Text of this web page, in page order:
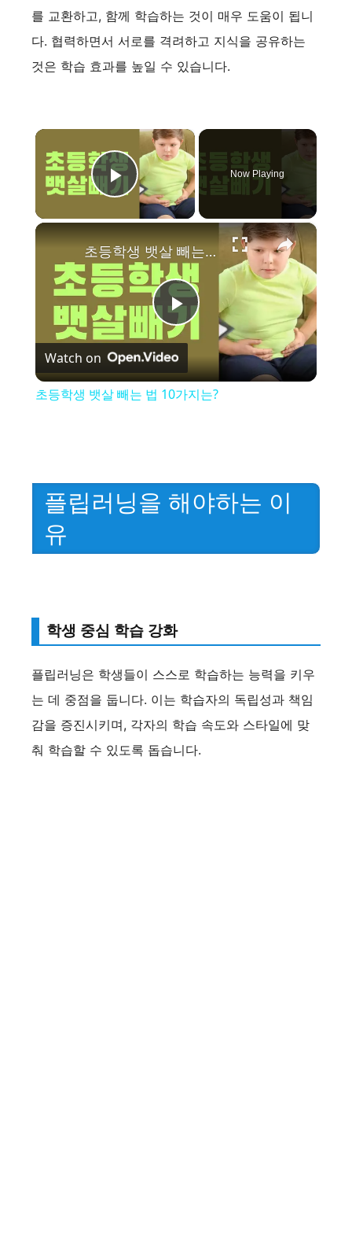
를 교환하고, 함께 학습하는 것이 매우 도움이 됩니
다. 협력하면서 서로를 격려하고 지식을 공유하는
것은 학습 효과를 높일 수 있습니다.
×
Play Video
Now Playing
×
P
l
V
i
o
초등학생 뱃살 빼는 법 10가지는?
Watch on
초등학생 뱃살 빼는 법 10가지는?
플립러닝을 해야하는 이
유
학생 중심 학습 강화
플립러닝은 학생들이 스스로 학습하는 능력을 키우
는 데 중점을 둡니다. 이는 학습자의 독립성과 책임
감을 증진시키며, 각자의 학습 속도와 스타일에 맞
춰 학습할 수 있도록 돕습니다.